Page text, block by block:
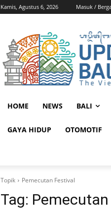
Kamis, Agustus 6, 2026 Masuk /
HOME NEWS BALI
GAYA HIDUP OTOMOTIF
Topik Pemecutan Festival
Tag: